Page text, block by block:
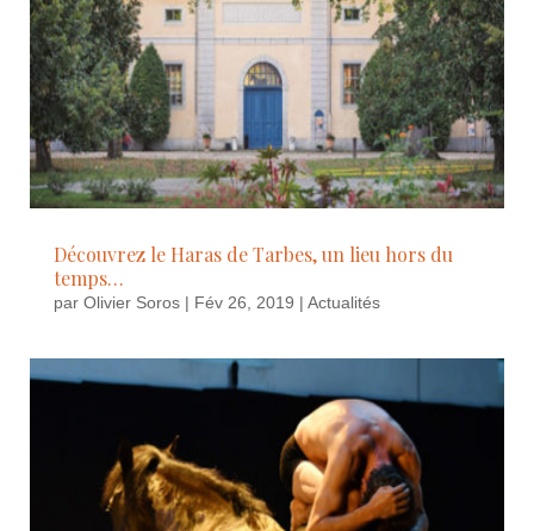
Découvrez le Haras de Tarbes, un lieu hors du
temps…
par Olivier Soros| Fév 26, 2019 | Actualités